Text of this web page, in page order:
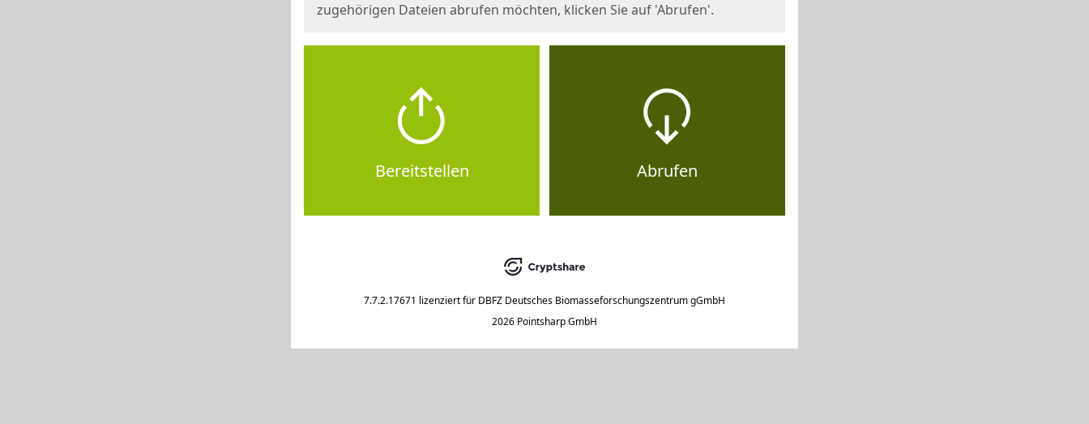
zugehörigen Dateien abrufen möchten, klicken Sie auf 'Abrufen'.
Bereitstellen Abrufen
7.7.2.17671 lizenziert für DBFZ Deutsches Biomasseforschungszentrum gGmbH
2026 Pointsharp GmbH